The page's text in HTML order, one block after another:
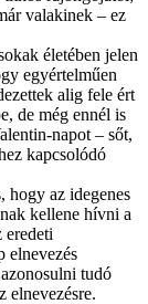
valakinek – ez
életében jelen
egyértelműen
alig fele ért
de még ennél is
napot – sőt,
kapcsolódó
hogy az idegenes
kellene hívni a
eredeti
elnevezés
tudó
elnevezésre.